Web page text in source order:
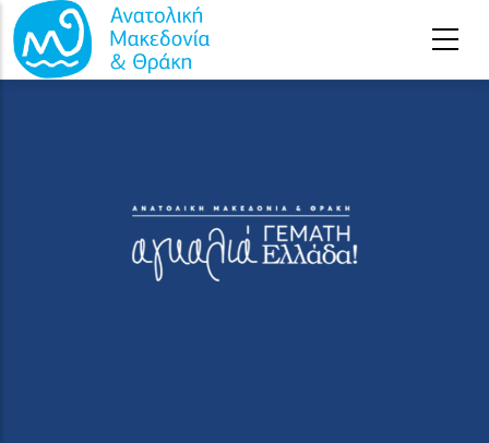
Παράκαμψη προς το κυρίως περιεχόμενο